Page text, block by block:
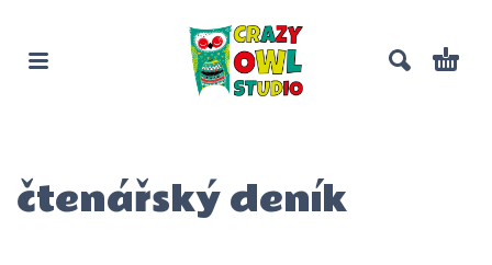
čtenářský deník